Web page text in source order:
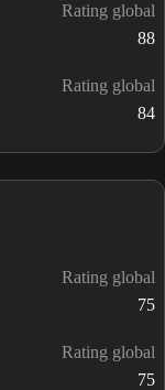
Rating global
88
Rating global
84
Rating global
75
Rating global
75